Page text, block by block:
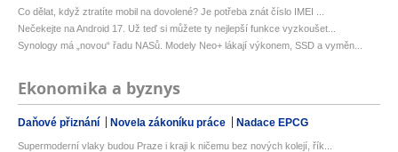
Co dělat, když ztratíte mobil na dovolené? Je potřeba znát číslo IMEI ...
Nečekejte na Android 17. Už teď si můžete ty nejlepší funkce vyzkoušet...
Synology má „novou“ řadu NASů. Modely Neo+ lákají výkonem, SSD a vyměn...
Ekonomika a byznys
Daňové přiznání Novela zákoníku práce Nadace EPCG
Supermoderní vlaky budou Praze i kraji k ničemu bez nových kolejí, řík...